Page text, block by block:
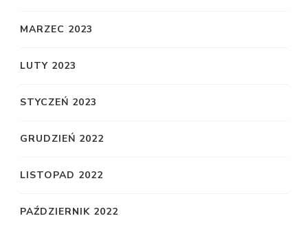
MARZEC 2023
LUTY 2023
STYCZEŃ 2023
GRUDZIEŃ 2022
LISTOPAD 2022
PAŹDZIERNIK 2022